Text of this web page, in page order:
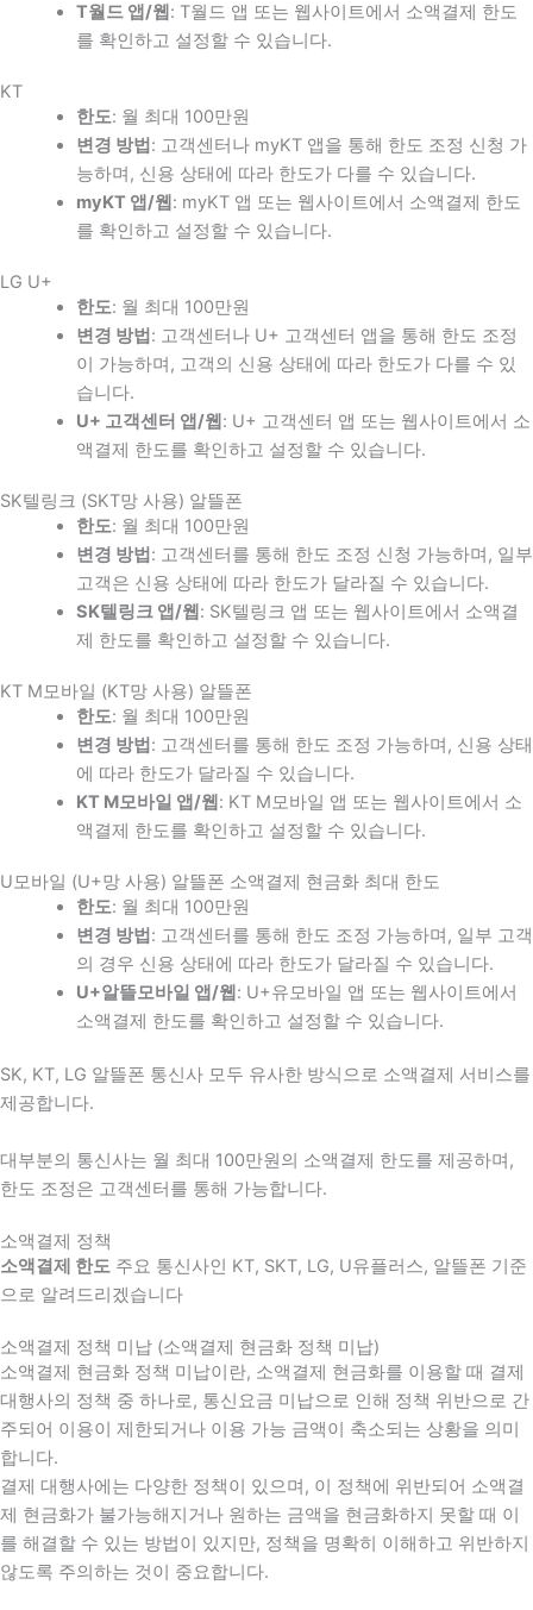
T월드 앱/웹 : T월드 앱 또는 웹사이트에서 소액결제 한도
를 확인하고 설정할 수 있습니다.
KT
한도: 월 최대 100만원
변경 방법 : 고객센터나 myKT 앱을 통해 한도 조정 신청 가
능하며, 신용 상태에 따라 한도가 다를 수 있습니다.
myKT 앱/웹 : myKT 앱 또는 웹사이트에서 소액결제 한도
를 확인하고 설정할 수 있습니다.
LG U+
한도: 월 최대 100만원
변경 방법 : 고객센터나 U+ 고객센터 앱을 통해 한도 조정
이 가능하며, 고객의 신용 상태에 따라 한도가 다를 수 있
습니다.
U+ 고객센터 앱/웹 : U+ 고객센터 앱 또는 웹사이트에서 소
액결제 한도를 확인하고 설정할 수 있습니다.
SK텔링크 (SKT망 사용) 알뜰폰
한도: 월 최대 100만원
변경 방법 : 고객센터를 통해 한도 조정 신청 가능하며, 일부
고객은 신용 상태에 따라 한도가 달라질 수 있습니다.
SK텔링크 앱/웹 : SK텔링크 앱 또는 웹사이트에서 소액결
제 한도를 확인하고 설정할 수 있습니다.
KT M모바일 (KT망 사용) 알뜰폰
한도: 월 최대 100만원
변경 방법 : 고객센터를 통해 한도 조정 가능하며, 신용 상태
에 따라 한도가 달라질 수 있습니다.
KT M모바일 앱/웹 : KT M모바일 앱 또는 웹사이트에서 소
액결제 한도를 확인하고 설정할 수 있습니다.
U모바일 (U+망 사용) 알뜰폰 소액결제 현금화 최대 한도
한도: 월 최대 100만원
변경 방법 : 고객센터를 통해 한도 조정 가능하며, 일부 고객
의 경우 신용 상태에 따라 한도가 달라질 수 있습니다.
U+알뜰모바일 앱/웹 : U+유모바일 앱 또는 웹사이트에서
소액결제 한도를 확인하고 설정할 수 있습니다.
SK, KT, LG 알뜰폰 통신사 모두 유사한 방식으로 소액결제 서비스를
제공합니다.
대부분의 통신사는 월 최대 100만원의 소액결제 한도를 제공하며,
한도 조정은 고객센터를 통해 가능합니다.
소액결제 정책
소액결제 한도 주요 통신사인 KT, SKT, LG, U유플러스, 알뜰폰 기준
으로 알려드리겠습니다
소액결제 정책 미납 (소액결제 현금화 정책 미납)
소액결제 현금화 정책 미납이란, 소액결제 현금화를 이용할 때 결제
대행사의 정책 중 하나로, 통신요금 미납으로 인해 정책 위반으로 간
주되어 이용이 제한되거나 이용 가능 금액이 축소되는 상황을 의미
합니다.
결제 대행사에는 다양한 정책이 있으며, 이 정책에 위반되어 소액결
제 현금화가 불가능해지거나 원하는 금액을 현금화하지 못할 때 이
를 해결할 수 있는 방법이 있지만, 정책을 명확히 이해하고 위반하지
않도록 주의하는 것이 중요합니다.